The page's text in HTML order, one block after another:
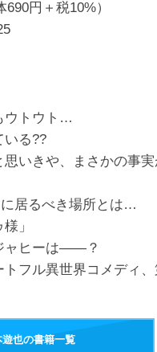
円＋税10%）
ウトウト…
いる??
いきや、まさかの事
居るべき場所とは…
」
ャヒーは――？
トフル異世界コメディ
遊也の書籍一覧